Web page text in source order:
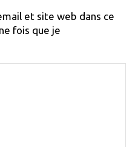
et site web dans ce
fois que je